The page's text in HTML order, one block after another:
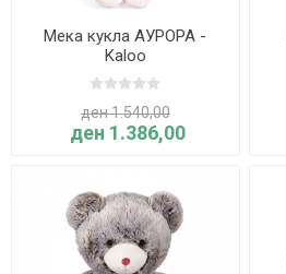
Мека кукла АУРОРА -
Kaloo
ден 1.540,00
ден 1.386,00